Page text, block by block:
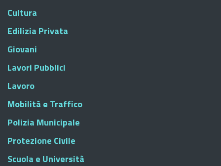
Cultura
Edilizia Privata
Giovani
Lavori Pubblici
Lavoro
Mobilità e Traffico
Polizia Municipale
Protezione Civile
Scuola e Università